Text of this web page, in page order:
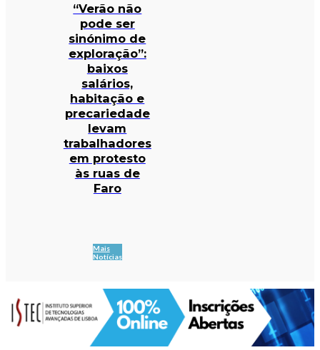
“Verão não
pode ser
sinónimo de
exploração”:
baixos
salários,
habitação e
precariedade
levam
trabalhadores
em protesto
às ruas de
Faro
Mais
Notícias